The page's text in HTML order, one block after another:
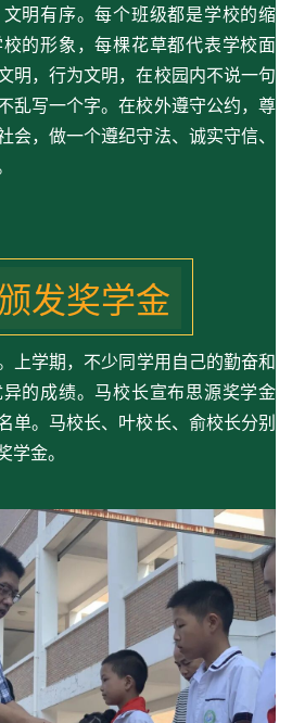
明有序。每个班级都是学校的缩
的形象，每棵花草都代表学校面
明，行为文明，在校园内不说一句
乱写一个字。在校外遵守公约，尊
会，做一个遵纪守法、诚实守信、
发奖学金
上学期，不少同学用自己的勤奋和
的成绩。马校长宣布思源奖学金
单。马校长、叶校长、俞校长分别
金。